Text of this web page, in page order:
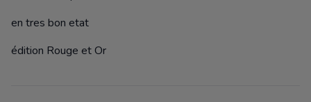
en tres bon etat
édition Rouge et Or